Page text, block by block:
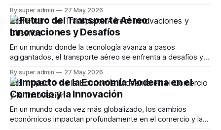
desarrollos recientes en aplicaciones de salud, desafíos
que enfrentan los usuarios y las controversias que emergen
By super admin 27 May 2026
El Futuro del Transporte Aéreo:
Innovaciones y Desafíos
En un mundo donde la tecnología avanza a pasos
agigantados, el transporte aéreo se enfrenta a desafíos y
innovaciones más recientes en la industria de la aviación,
incluyendo avances en Wi-Fi, sostenibilidad y las
implicaciones de la IA en el futuro de los
By super admin 27 May 2026
El Impacto de la Economía Moderna en el
Comercio y la Innovación
En un mundo cada vez más globalizado, los cambios
económicos impactan profundamente en el comercio y la